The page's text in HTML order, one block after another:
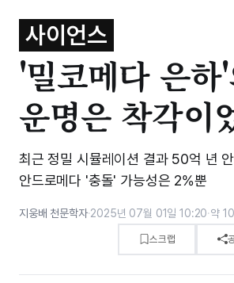
사이언스
'밀코메다 은하'
운명은 착각이
최근 정밀 시뮬레이션 결과 50억 년
안드로메다 '충돌' 가능성은 2%뿐
지웅배 천문학자·2025년 07월 01일 10:20·약
스크랩